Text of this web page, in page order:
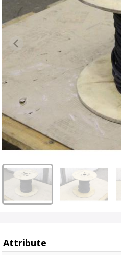
Attribute